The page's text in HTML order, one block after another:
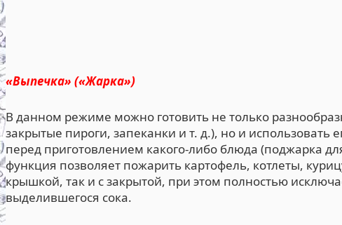
«Выпечка» («Жарка»)
В данном режиме можно готовить не только
закрытые пироги, запеканки и т. д.), но и использовать
перед приготовлением какого-либо блюда (поджарка
функция позволяет пожарить картофель, котлеты,
крышкой, так и с закрытой, при этом полностью
выделившегося сока.